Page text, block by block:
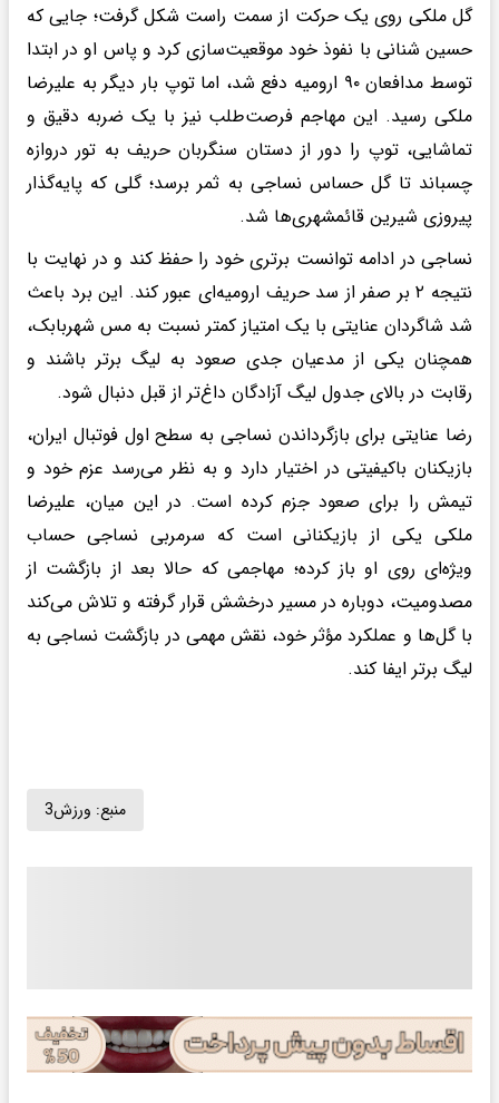
گل ملکی روی یک حرکت از سمت راست شکل گرفت؛ جایی که
حسین شنانی با نفوذ خود موقعیت‌سازی کرد و پاس او در ابتدا
توسط مدافعان ۹۰ ارومیه دفع شد، اما توپ بار دیگر به علیرضا
ملکی رسید. این مهاجم فرصت‌طلب نیز با یک ضربه دقیق و
تماشایی، توپ را دور از دستان سنگربان حریف به تور دروازه
چسباند تا گل حساس نساجی به ثمر برسد؛ گلی که پایه‌گذار
پیروزی شیرین قائمشهری‌ها شد.
نساجی در ادامه توانست برتری خود را حفظ کند و در نهایت با
نتیجه ۲ بر صفر از سد حریف ارومیه‌ای عبور کند. این برد باعث
شد شاگردان عنایتی با یک امتیاز کمتر نسبت به مس شهربابک،
همچنان یکی از مدعیان جدی صعود به لیگ برتر باشند و
رقابت در بالای جدول لیگ آزادگان داغ‌تر از قبل دنبال شود.
رضا عنایتی برای بازگرداندن نساجی به سطح اول فوتبال ایران،
بازیکنان باکیفیتی در اختیار دارد و به نظر می‌رسد عزم خود و
تیمش را برای صعود جزم کرده است. در این میان، علیرضا
ملکی یکی از بازیکنانی است که سرمربی نساجی حساب
ویژه‌ای روی او باز کرده؛ مهاجمی که حالا بعد از بازگشت از
مصدومیت، دوباره در مسیر درخشش قرار گرفته و تلاش می‌کند
با گل‌ها و عملکرد مؤثر خود، نقش مهمی در بازگشت نساجی به
لیگ برتر ایفا کند.
منبع: ورزش3